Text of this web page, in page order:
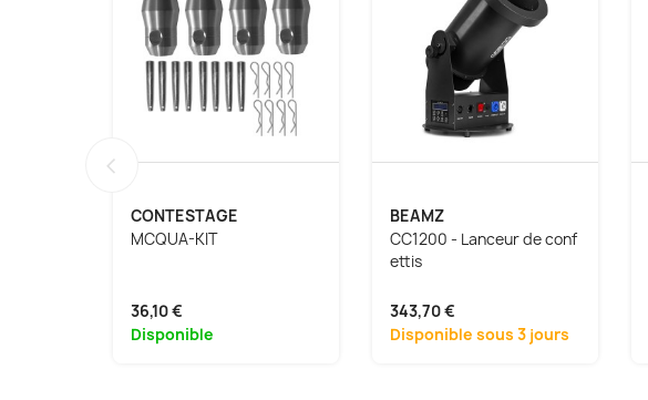
CONTESTAGE
MCQUA-KIT
36,10 €
Disponible
BEAMZ
CC1200 - Lanceur de conf
ettis
343,70 €
Disponible sous 3 jours
‹